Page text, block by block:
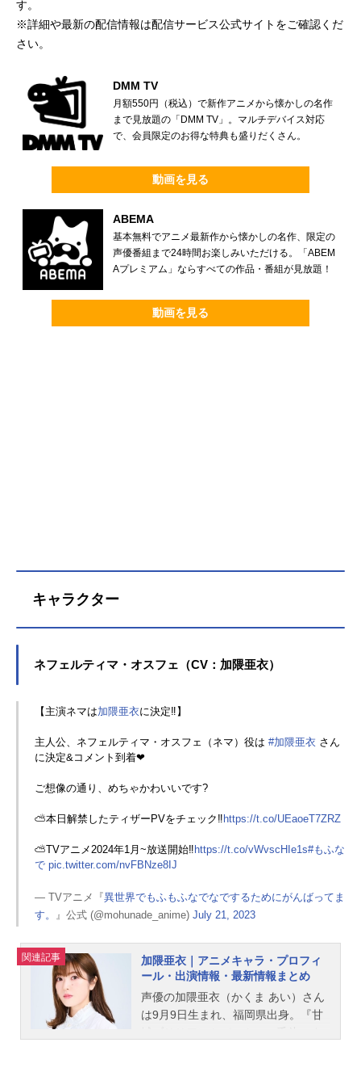
す。
※詳細や最新の配信情報は配信サービス公式サイトをご確認くだ
さい。
DMM TV
月額550円（税込）で新作アニメから懐かしの名作
まで見放題の「DMM TV」。マルチデバイス対応
で、会員限定のお得な特典も盛りだくさん。
動画を見る
ABEMA
基本無料でアニメ最新作から懐かしの名作、限定の
声優番組まで24時間お楽しみいただける。「ABEM
Aプレミアム」ならすべての作品・番組が見放題！
動画を見る
キャラクター
ネフェルティマ・オスフェ（CV：加隈亜衣）
【主演ネマは加隈亜衣に決定‼】
主人公、ネフェルティマ・オスフェ（ネマ）役は #加隈亜衣 さん
に決定&コメント到着❤
ご想像の通り、めちゃかわいいです?
⛅本日解禁したティザーPVをチェック‼ https://t.co/UEaoeT7ZRZ
⛅TVアニメ2024年1月~放送開始‼ https://t.co/vWvscHIe1s#もふな
で pic.twitter.com/nvFBNze8IJ
— TVアニメ『異世界でもふもふなでなでするためにがんばってま
す。
』公式 (@mohunade_anime) July 21, 2023
関連記事
加隈亜衣｜アニメキャラ・プロフィ
ール・出演情報・最新情報まとめ
声優の加隈亜衣（かくま あい）さん
は9月9日生まれ、福岡県出身。『甘